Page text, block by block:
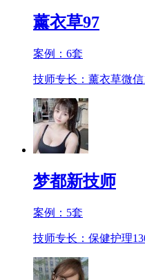
薰衣草97
案例： 6套
技师专长：薰衣草微信
梦都新技师
案例： 5套
技师专长：保健护理